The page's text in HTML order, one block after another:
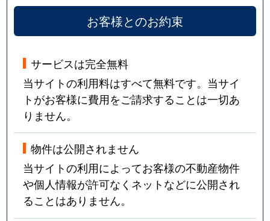
お客様とのお約束
サービスは完全無料
当サイトの利用料はすべて無料です。当サイ
トがお客様に費用をご請求することは一切あ
りません。
物件は公開されません
当サイトの利用によってお客様の不動産物件
や個人情報が許可なくネットなどに公開され
ることはありません。